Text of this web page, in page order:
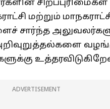
சிறப்புரிமைகள்
மற்றும்
சார்ந்த
ADVERTISEMENT